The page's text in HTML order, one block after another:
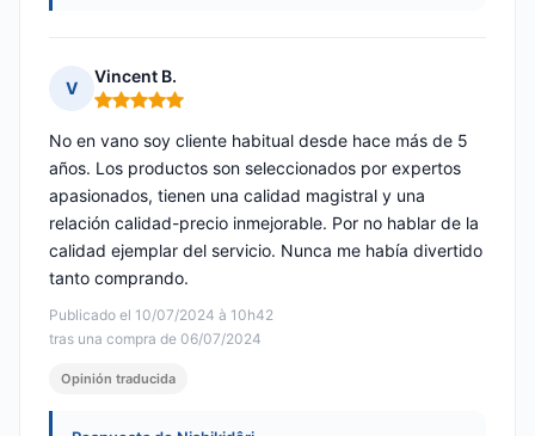
V
Vincent B.
Nota: 5 de 5
Publicado el 10/07/2024 à 10h42
tras una compra de 06/07/2024
No en vano soy cliente habitual desde hace más de 5
años. Los productos son seleccionados por expertos
apasionados, tienen una calidad magistral y una
relación calidad-precio inmejorable. Por no hablar de la
calidad ejemplar del servicio. Nunca me había divertido
tanto comprando.
Opinión traducida